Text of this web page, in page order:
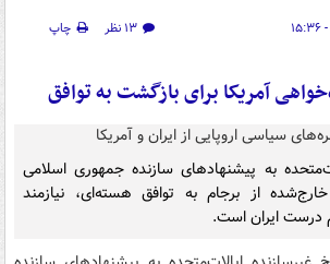
۱۳ نظر
چاپ
آمریکا برای بازگشت به توافق
به پیشنهادهای سازنده جمهوری‌ اسلامی
از برجام به توافق هسته‌ای، نیازمند
درست ایران است.